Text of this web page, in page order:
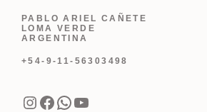
PABLO ARIEL CAÑETE
LOMA VERDE
ARGENTINA
+54-9-11-56303498
Instagram
Facebook
WhatsApp
YouTube